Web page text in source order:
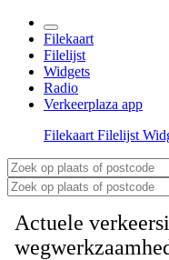
Filekaart
Filelijst
Widgets
Radio
Verkeerplaza app
Filekaart Filelijst
Actuele